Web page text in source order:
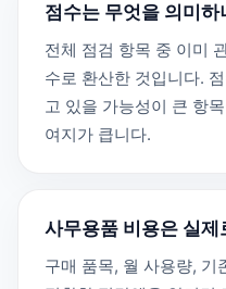
점수는 무엇을 의미하
전체 점검 항목 중 이미
수로 환산한 것입니다.
고 있을 가능성이 큰 항
여지가 큽니다.
사무용품 비용은 실
구매 품목, 월 사용량, 기